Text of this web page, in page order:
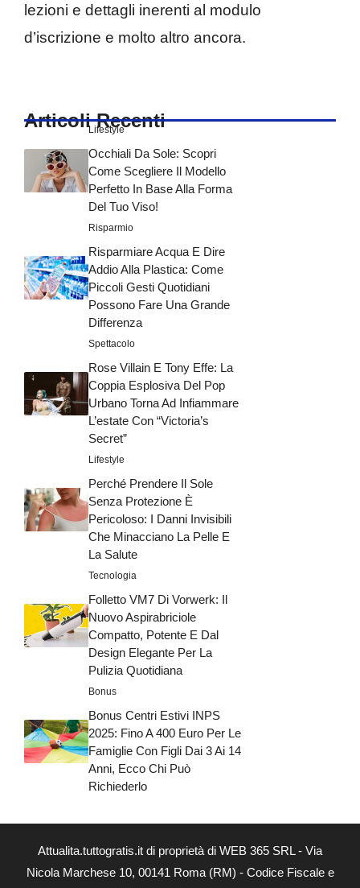
lezioni e dettagli inerenti al modulo
d’iscrizione e molto altro ancora.
Articoli Recenti
Lifestyle
Occhiali Da Sole: Scopri
Come Scegliere Il Modello
Perfetto In Base Alla Forma
Del Tuo Viso!
Risparmio
Risparmiare Acqua E Dire
Addio Alla Plastica: Come
Piccoli Gesti Quotidiani
Possono Fare Una Grande
Differenza
Spettacolo
Rose Villain E Tony Effe: La
Coppia Esplosiva Del Pop
Urbano Torna Ad Infiammare
L’estate Con “Victoria’s
Secret”
Lifestyle
Perché Prendere Il Sole
Senza Protezione È
Pericoloso: I Danni Invisibili
Che Minacciano La Pelle E
La Salute
Tecnologia
Folletto VM7 Di Vorwerk: Il
Nuovo Aspirabriciole
Compatto, Potente E Dal
Design Elegante Per La
Pulizia Quotidiana
Bonus
Bonus Centri Estivi INPS
2025: Fino A 400 Euro Per Le
Famiglie Con Figli Dai 3 Ai 14
Anni, Ecco Chi Può
Richiederlo
Attualita.tuttogratis.it di proprietà di WEB 365 SRL - Via
Nicola Marchese 10, 00141 Roma (RM) - Codice Fiscale e